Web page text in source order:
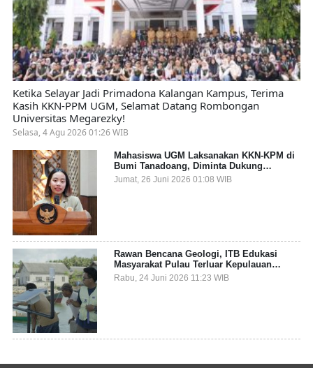
Ketika Selayar Jadi Primadona Kalangan Kampus, Terima
Kasih KKN-PPM UGM, Selamat Datang Rombongan
Universitas Megarezky!
Selasa, 4 Agu 2026 01:26 WIB
Mahasiswa UGM Laksanakan KKN-KPM di
Bumi Tanadoang, Diminta Dukung
Gemerlap dan Beri Solusi pada Persoalan
Sampah Pesisir
Jumat, 26 Juni 2026 01:08 WIB
Rawan Bencana Geologi, ITB Edukasi
Masyarakat Pulau Terluar Kepulauan
Selayar Terkait Mitigasi Berbasis Kawasan
Pesisir
Rabu, 24 Juni 2026 11:23 WIB